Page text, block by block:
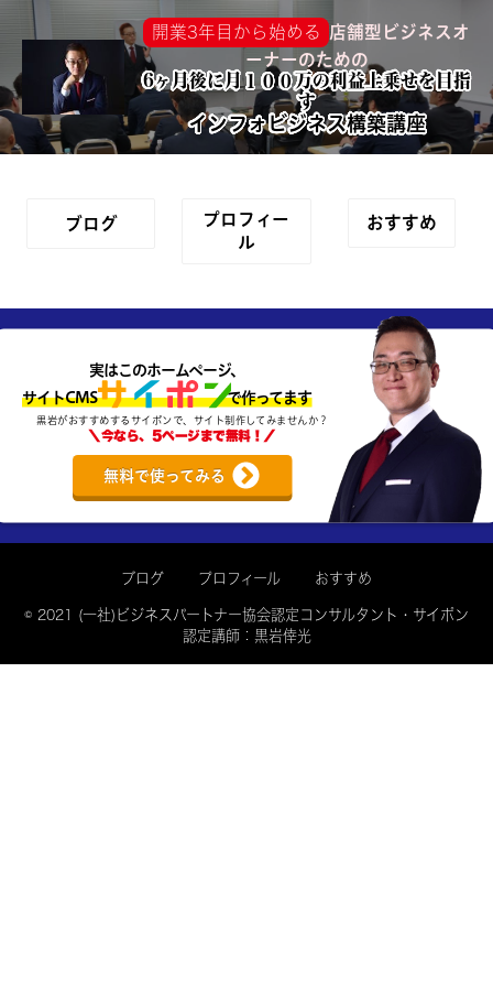
開業3年目から始める 店舗型ビジネスオ
ーナーのための
6ヶ月後に月１００万の利益上乗せを目指
す
インフォビジネス構築講座
ブログ
プロフィー
ル
おすすめ
実はこのホームページ、
サイトCMS で作ってます
黒岩がおすすめするサイポンで、サイト制作してみませんか？
＼今なら、5ページまで無料！／
無料で使ってみる
ブログ プロフィール おすすめ
© 2021 (一社)ビジネスパートナー協会認定コンサルタント・サイポン
認定講師：黒岩倖光